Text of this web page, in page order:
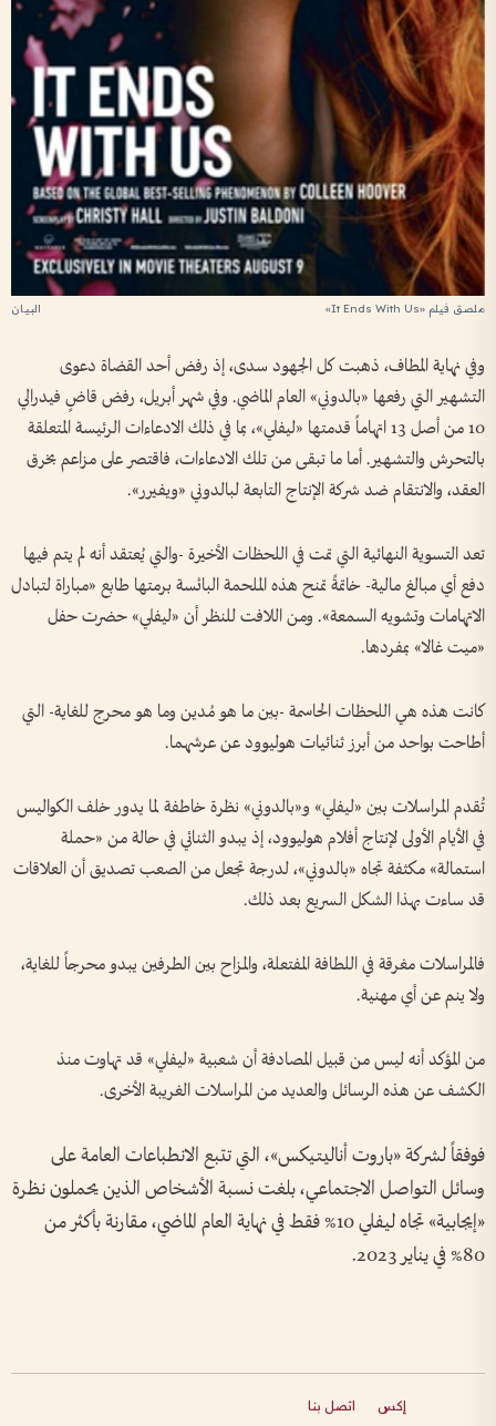
ملصق فيلم «It Ends With Us»
وفي نهاية المطاف، ذهبت كل الجهود سدى، إذ رفض أحد القضاة دعوى
التشهير التي رفعها «بالدوني» العام الماضي. وفي شهر أبريل، رفض قاضٍ فيدرالي
10 من أصل 13 اتهاماً قدمتها «ليفلي»، بما في ذلك الادعاءات الرئيسة المتعلقة
بالتحرش والتشهير. أما ما تبقى من تلك الادعاءات، فاقتصر على مزاعم بخرق
العقد، والانتقام ضد شركة الإنتاج التابعة لبالدوني «ويفيرر».
تعد التسوية النهائية التي تمت في اللحظات الأخيرة -والتي يُعتقد أنه لم يتم فيها
دفع أي مبالغ مالية- خاتمةً تمنح هذه الملحمة البائسة برمتها طابع «مباراة لتبادل
الاتهامات وتشويه السمعة». ومن اللافت للنظر أن «ليفلي» حضرت حفل
«ميت غالا» بمفردها.
كانت هذه هي اللحظات الحاسمة -بين ما هو مُدين وما هو محرج للغاية- التي
أطاحت بواحد من أبرز ثنائيات هوليوود عن عرشهما.
تُقدم المراسلات بين «ليفلي» و«بالدوني» نظرة خاطفة لما يدور خلف الكواليس
في الأيام الأولى لإنتاج أفلام هوليوود، إذ يبدو الثنائي في حالة من «حملة
استمالة» مكثفة تجاه «بالدوني»، لدرجة تجعل من الصعب تصديق أن العلاقات
قد ساءت بهذا الشكل السريع بعد ذلك.
فالمراسلات مغرقة في اللطافة المفتعلة، والمزاح بين الطرفين يبدو محرجاً للغاية،
ولا ينم عن أي مهنية.
من المؤكد أنه ليس من قبيل المصادفة أن شعبية «ليفلي» قد تهاوت منذ
الكشف عن هذه الرسائل والعديد من المراسلات الغريبة الأخرى.
فوفقاً لشركة «باروت أناليتيكس»، التي تتبع الانطباعات العامة على
وسائل التواصل الاجتماعي، بلغت نسبة الأشخاص الذين يحملون نظرة
«إيجابية» تجاه ليفلي 10% فقط في نهاية العام الماضي، مقارنة بأكثر من
80% في يناير 2023.
إكس اتصل بنا